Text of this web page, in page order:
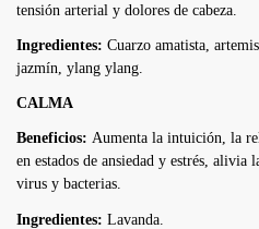
tensión arterial y dolores de cabeza.
Ingredientes: Cuarzo amatista,
jazmín, ylang ylang.
CALMA
Beneficios: Aumenta la intuición, la
en estados de ansiedad y estrés,
virus y bacterias.
Ingredientes: Lavanda.